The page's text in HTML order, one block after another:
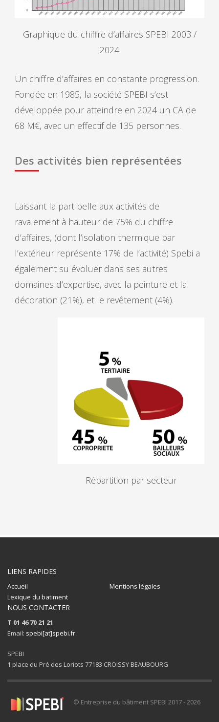
Graphique du chiffre d’affaires SPEBI 2003 /
2024
Un chiffre d’affaires en constante progression.
Fondée en 1985, la société SPEBI s’est
développée pour atteindre en 2024 un CA de
68 M€, avec un effectif de 135 personnes.
Des activités bien représentées
Laissant la part belle aux activités de
ravalement à hauteur de 75% du chiffre
d’affaires, (dont l’isolation thermique par
l’extérieur représente 17% de l’activité) Spebi a
également su évoluer dans ses autres
domaines d’expertise, avec la peinture et la
décoration (21%), et le revêtement (4%).
Répartition par secteur
LIENS RAPIDES
Accueil
Mentions légales
Lexique du batiment
NOUS CONTACTER
T 01 46 70 21 21
Email: spebi[at]spebi.fr
SPEBI
1 place du Pré des Loriots 77183 CROISSY BEAUBOURG
© Entreprise du bâtiment SPEBI 2017 - 2026